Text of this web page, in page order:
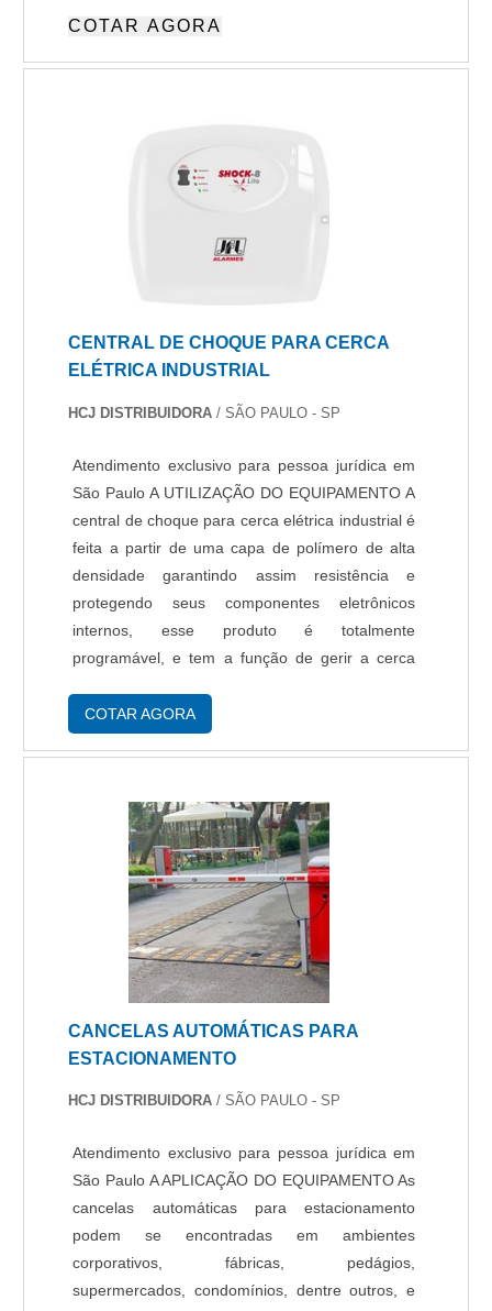
comerciais, empresas e indústrias,
remota e equipes especializadas, a Portaria
Compartilhada oferece confiabilidade e eficiência
para atender às necessidades específicas do
COTAR AGORA
CENTRAL DE CHOQUE PARA CERCA
ELÉTRICA INDUSTRIAL
HCJ DISTRIBUIDORA / SÃO PAULO - SP
Atendimento exclusivo para pessoa jurídica em
São Paulo A UTILIZAÇÃO DO EQUIPAMENTO A
central de choque para cerca elétrica industrial é
feita a partir de uma capa de polímero de alta
densidade garantindo assim resistência e
protegendo seus componentes eletrônicos
internos, esse produto é totalmente
programável, e tem a função de gerir a cerca
a carga elétrica por igual na cerca e regulando a
COTAR AGORA
CANCELAS AUTOMÁTICAS PARA
ESTACIONAMENTO
HCJ DISTRIBUIDORA / SÃO PAULO - SP
Atendimento exclusivo para pessoa jurídica em
São Paulo A APLICAÇÃO DO EQUIPAMENTO As
cancelas automáticas para estacionamento
podem se encontradas em ambientes
corporativos, fábricas, pedágios,
supermercados, condomínios, dentre outros, e